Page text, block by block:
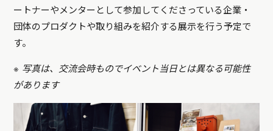
ートナーやメンターとして参加してくださっている企業・
団体のプロダクトや取り組みを紹介する展示を行う予定で
す。
※ 写真は、交流会時ものでイベント当日とは異なる可能性
があります